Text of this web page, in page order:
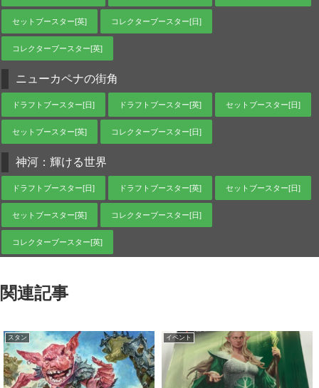
セットブースター[英] コレクターブースター[日]
コレクターブースター[英]
ニューカペナの街角
ドラフトブースター[日] ドラフトブースター[英] セットブースター[日]
セットブースター[英] コレクターブースター[日]
神河：輝ける世界
ドラフトブースター[日] ドラフトブースター[英] セットブースター[日]
セットブースター[英] コレクターブースター[日]
コレクターブースター[英]
関連記事
スタン イベント